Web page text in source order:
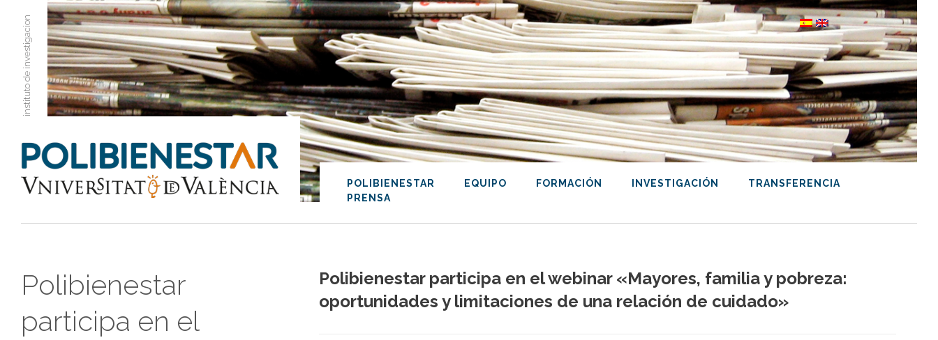
instituto de investigacion
POLIBIENESTAR EQUIPO FORMACIÓN INVESTIGACIÓN
TRANSFERENCIA
PRENSA
Polibienestar
participa en el
Polibienestar participa en el webinar «Mayores, familia y pobreza:
oportunidades y limitaciones de una relación de cuidado»